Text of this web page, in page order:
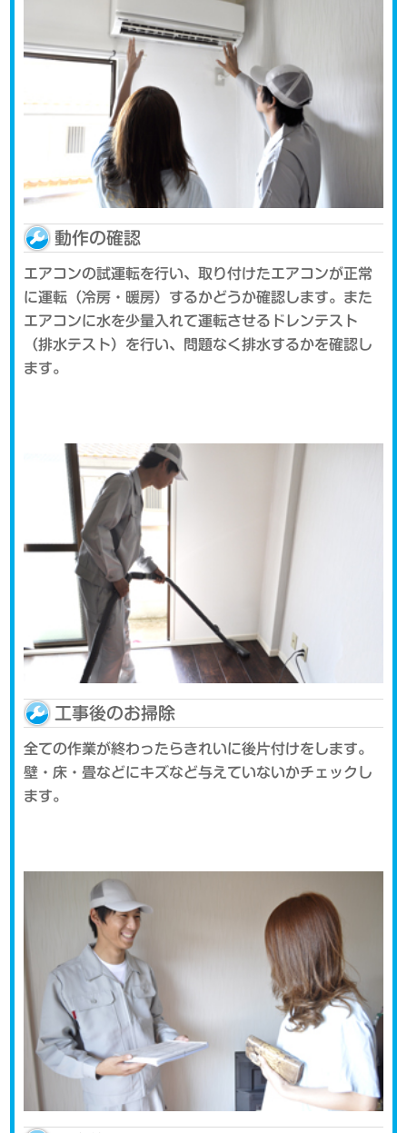
動作の確認
エアコンの試運転を行い、取り付けたエアコンが正常
に運転（冷房・暖房）するかどうか確認します。また
エアコンに水を少量入れて運転させるドレンテスト
（排水テスト）を行い、問題なく排水するかを確認し
ます。
工事後のお掃除
全ての作業が終わったらきれいに後片付けをします。
壁・床・畳などにキズなど与えていないかチェックし
ます。